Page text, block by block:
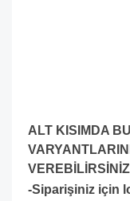
ALT KISIMDA
VEREBİLİRSİNİZ
-Siparişiniz için